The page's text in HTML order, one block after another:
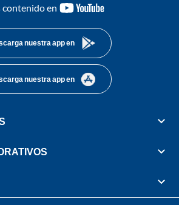
contenido en
youtube-
nuestra app en
nuestra app en